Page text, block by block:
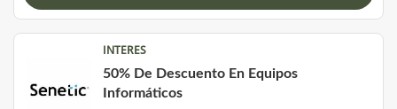
INTERES
50% De Descuento En Equipos
Informáticos